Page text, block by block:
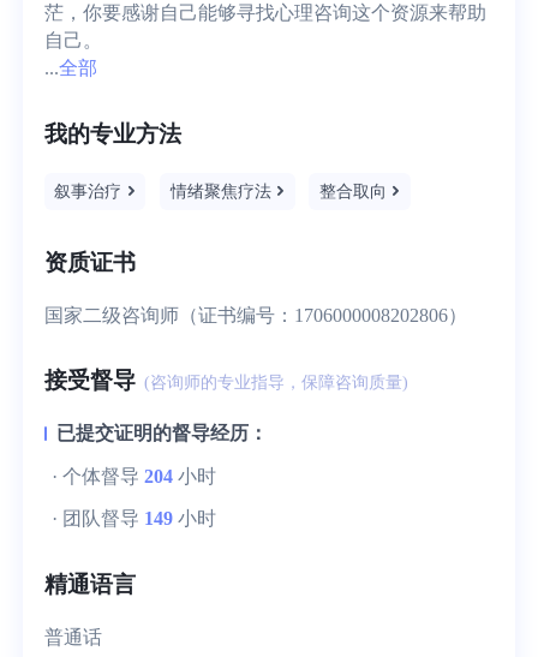
茫，你要感谢自己能够寻找心理咨询这个资源来帮助
自己。
...全部
我的专业方法
叙事治疗 情绪聚焦疗法 整合取向
资质证书
国家二级咨询师（证书编号：1706000008202806）
接受督导 (咨询师的专业指导，保障咨询质量)
已提交证明的督导经历：
· 个体督导 204小时
· 团队督导 149小时
精通语言
普通话